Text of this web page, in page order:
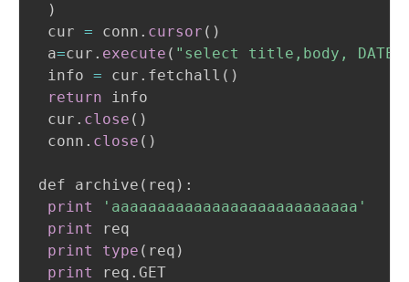
)
cur = conn . cursor ( )
a=cur . execute ( "select title,body,
info = cur . fetchall ( )
return info
cur . close ( )
conn . close ( )
def archive ( req ) :
print
'aaaaaaaaaaaaaaaaaaaaaaaaaaa'
print
req
print
type ( req )
print
req . GET